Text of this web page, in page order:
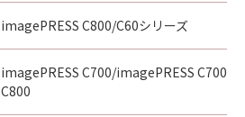
imagePRESS C800/C60シリーズ
imagePRESS C700/imagePRESS C700L/
C800